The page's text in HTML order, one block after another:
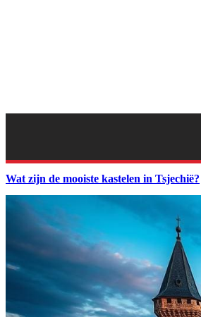
Wat zijn de mooiste kastelen in Tsjechië?